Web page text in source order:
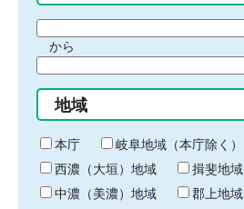
間
始
り
から
間
終
わ
り
地域
本庁
岐阜地域（本庁除く）
西濃（大垣）地域
揖斐地域
中濃（美濃）地域
郡上地域